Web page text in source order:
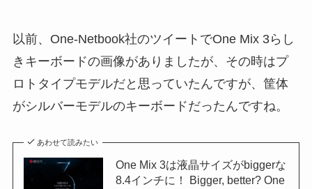
以前、One-Netbook社のツイートでOne Mix 3らし
きキーボードの画像がありましたが、その時はプ
ロトタイプモデルだと思っていたんですが、筐体
がシルバーモデルのキーボードだったんですね。
あわせて読みたい
One Mix 3は液晶サイズがbiggerな
8.4インチに！ Bigger, better? One